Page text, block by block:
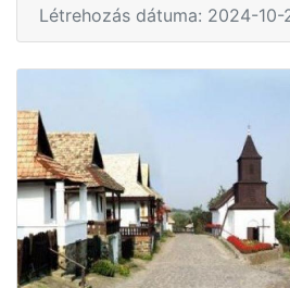
Létrehozás dátuma: 2024-10-